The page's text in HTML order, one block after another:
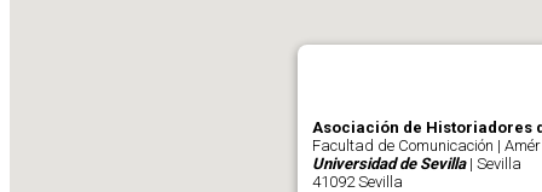
Asociación de Historiadores
Facultad de Comunicación |
Universidad de Sevilla| Sevilla
41092 Sevilla